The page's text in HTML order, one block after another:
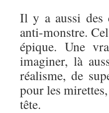
Il y a aussi des
anti-monstre.
épique. Une
imaginer, là
réalisme, de
pour les
tête.